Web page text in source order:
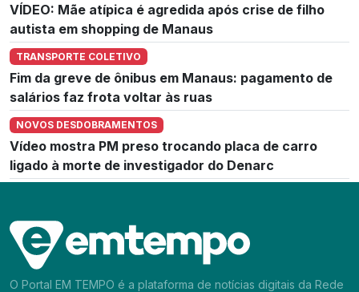
VÍDEO: Mãe atípica é agredida após crise de filho
autista em shopping de Manaus
TRANSPORTE COLETIVO
Fim da greve de ônibus em Manaus: pagamento de
salários faz frota voltar às ruas
NOVOS DESDOBRAMENTOS
Vídeo mostra PM preso trocando placa de carro
ligado à morte de investigador do Denarc
O Portal EM TEMPO é a plataforma de notícias digitais da Rede